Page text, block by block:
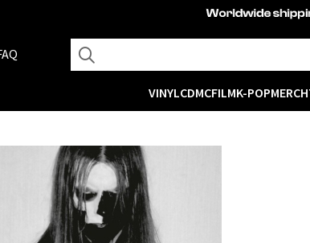
VINYLCDMCFILMK-POPMERCH